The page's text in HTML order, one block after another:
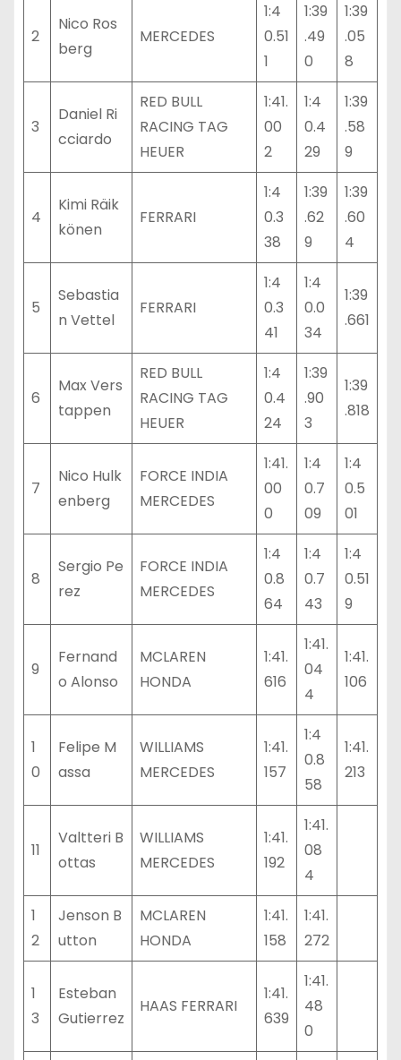
2
Nico Ros
berg
MERCEDES
1:4
0.51
1
1:39
.49
0
1:39
.05
8
3
Daniel Ri
cciardo
RED BULL
RACING TAG
HEUER
1:41.
00
2
1:4
0.4
29
1:39
.58
9
4
Kimi Räik
könen
FERRARI
1:4
0.3
38
1:39
.62
9
1:39
.60
4
5
Sebastia
n Vettel
FERRARI
1:4
0.3
41
1:4
0.0
34
1:39
.661
6
Max Vers
tappen
RED BULL
RACING TAG
HEUER
1:4
0.4
24
1:39
.90
3
1:39
.818
7
Nico Hulk
enberg
FORCE INDIA
MERCEDES
1:41.
00
0
1:4
0.7
09
1:4
0.5
01
8
Sergio Pe
rez
FORCE INDIA
MERCEDES
1:4
0.8
64
1:4
0.7
43
1:4
0.51
9
9
Fernand
o Alonso
MCLAREN
HONDA
1:41.
616
1:41.
04
4
1:41.
106
1
0
Felipe M
assa
WILLIAMS
MERCEDES
1:41.
157
1:4
0.8
58
1:41.
213
11
Valtteri B
ottas
WILLIAMS
MERCEDES
1:41.
192
1:41.
08
4
1
2
Jenson B
utton
MCLAREN
HONDA
1:41.
158
1:41.
272
1
3
Esteban
Gutierrez
HAAS FERRARI
1:41.
639
1:41.
48
0